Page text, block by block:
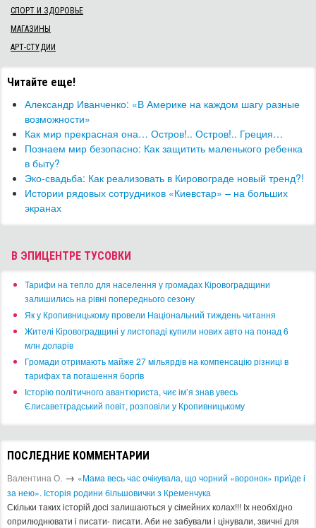
СПОРТ И ЗДОРОВЬЕ
МАГАЗИНЫ
АРТ-СТУДИИ
Читайте еще!
Александр Иванченко: «В Америке на каждом шагу разные
возможности»
Как мир прекрасная она… Остров!.. Остров!.. Греция…
Познаем мир безопасно: Как защитить маленького ребенка
в быту?
​Эко-свадьба: Как реализовать в Кировограде новый тренд?!
Истории рядовых сотрудников «Киевстар» – на больших
экранах
В ЭПИЦЕНТРЕ ТУСОВКИ
​Тарифи на тепло для населення у громадах Кіровоградщини
залишились на рівні попереднього сезону
​Як у Кропивницькому провели Національний тиждень читання
​Жителі Кіровоградщині у листопаді купили нових авто на понад 6
млн доларів
​Громади отримають майже 27 мільярдів на компенсацію різниці в
тарифах та погашення боргів
Історію політичного авантюриста, чиє ім’я знав увесь
Єлисаветградський повіт, розповіли у Кропивницькому
ПОСЛЕДНИЕ КОММЕНТАРИИ
Валентина О. → «Мама весь час очікувала, що чорний «воронок» приїде і
за нею». Історія родини більшовички з Кременчука
Скільки таких історій досі залишаються у сімейних колах!!! Іх необхідно
оприлюднювати і писати- писати. Аби не забували і цінували, звичні для